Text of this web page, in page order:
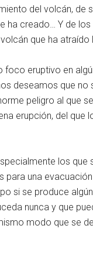
del volcán, de
ha creado… Y de
que ha
foco eruptivo en
deseamos que no
peligro al que
erupción, del que
los que
una
si se produce
nunca y que
modo que se